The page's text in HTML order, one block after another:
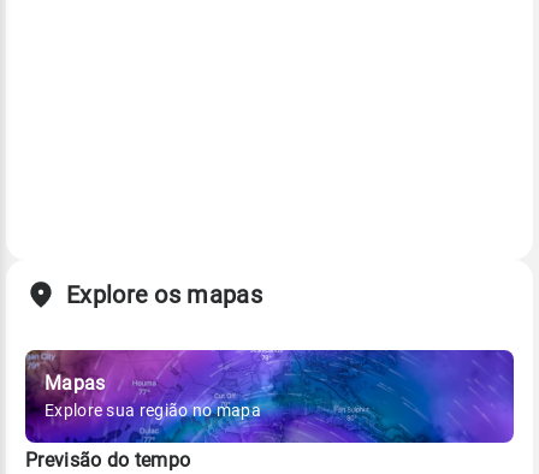
Explore os mapas
Mapas
Explore sua região no mapa
Previsão do tempo